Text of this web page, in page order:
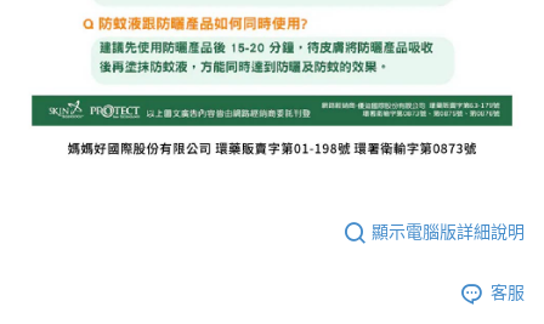
顯示電腦版詳細說明
客服